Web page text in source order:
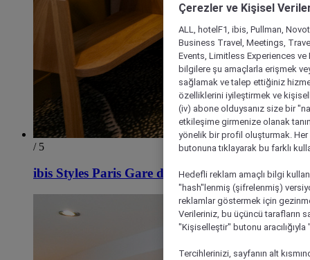
/ 5
ibis Styles Paris Gare de Lyon TGV
Çerezler ve Kişisel
ALL, hotelF1, ibis, Pullman,
Business Travel, Meetings,
Events, Limitless Experiences
bilgilere şu amaçlarla erişmek
sağlamak ve talep ettiğiniz
özelliklerini iyileştirmek ve
(iv) abone olduysanız size bir
etkileşime girmenize olanak
yönelik bir profil oluşturmak.
butonuna tıklayarak bu farklı
Hedefli reklam amaçlı bilgi
"hash"lenmiş (şifrelenmiş)
reklamlar göstermek için
Verileriniz, bu üçüncü tarafların
"Kişiselleştir" butonu
Tercihlerinizi, sayfanın alt